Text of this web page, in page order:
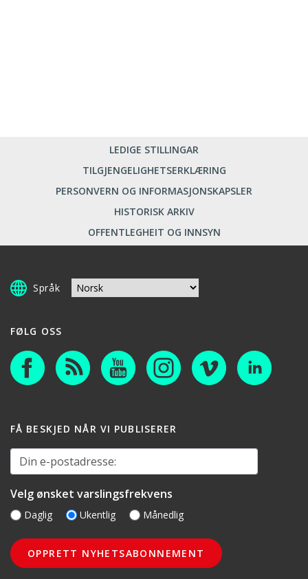
LEDIGE STILLINGAR
TILGJENGELIGHETSERKLÆRING
PERSONVERN OG INFORMASJONSKAPSLER
HISTORISK ARKIV
OFFENTLEGHEIT OG INNSYN
Språk
FØLG OSS
FÅ BESKJED NÅR VI PUBLISERER
Din e-postadresse:
Velg ønsket varslingsfrekvens
Daglig Ukentlig Månedlig